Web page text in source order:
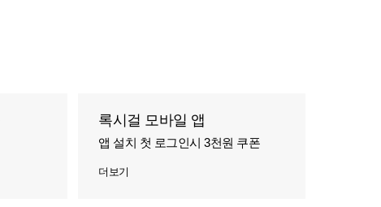
록시걸 모바일 앱
앱 설치 첫 로그인시 3천원 쿠폰
더보기